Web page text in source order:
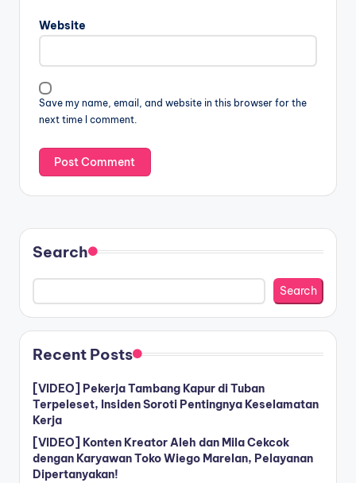
Website
Save my name, email, and website in this browser for the
next time I comment.
Search
Search
Recent Posts
[VIDEO] Pekerja Tambang Kapur di Tuban
Terpeleset, Insiden Soroti Pentingnya Keselamatan
Kerja
[VIDEO] Konten Kreator Aleh dan Mila Cekcok
dengan Karyawan Toko Wiego Marelan, Pelayanan
Dipertanyakan!